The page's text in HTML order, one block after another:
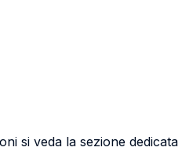
si veda la sezione dedicata